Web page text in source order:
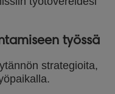
työssä
strategioita,